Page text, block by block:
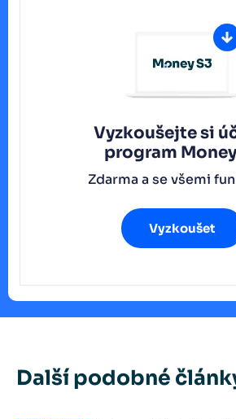
Vyzkoušejte si
program
Zdarma a se všemi
Vyzkoušet
Další podobné